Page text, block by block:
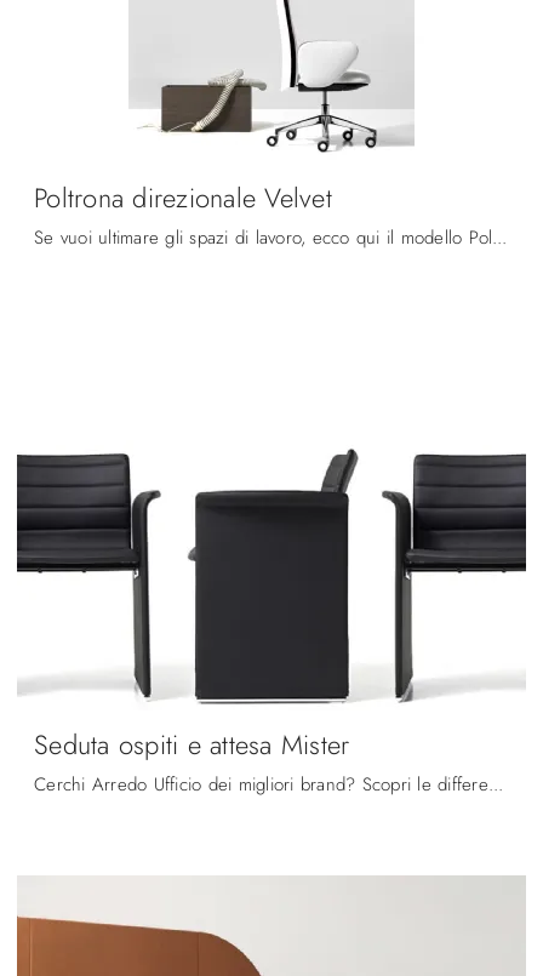
Poltrona direzionale Velvet
Se vuoi ultimare gli spazi di lavoro, ecco qui il modello Poltrona direzionale Velvet di Diemmeoffice tra differenti soluzioni di poltrone ...
Seduta ospiti e attesa Mister
Cerchi Arredo Ufficio dei migliori brand? Scopri le differenti soluzioni di sedie ospiti e attesa in ecopelle, come il modello Seduta ospiti e attesa ...